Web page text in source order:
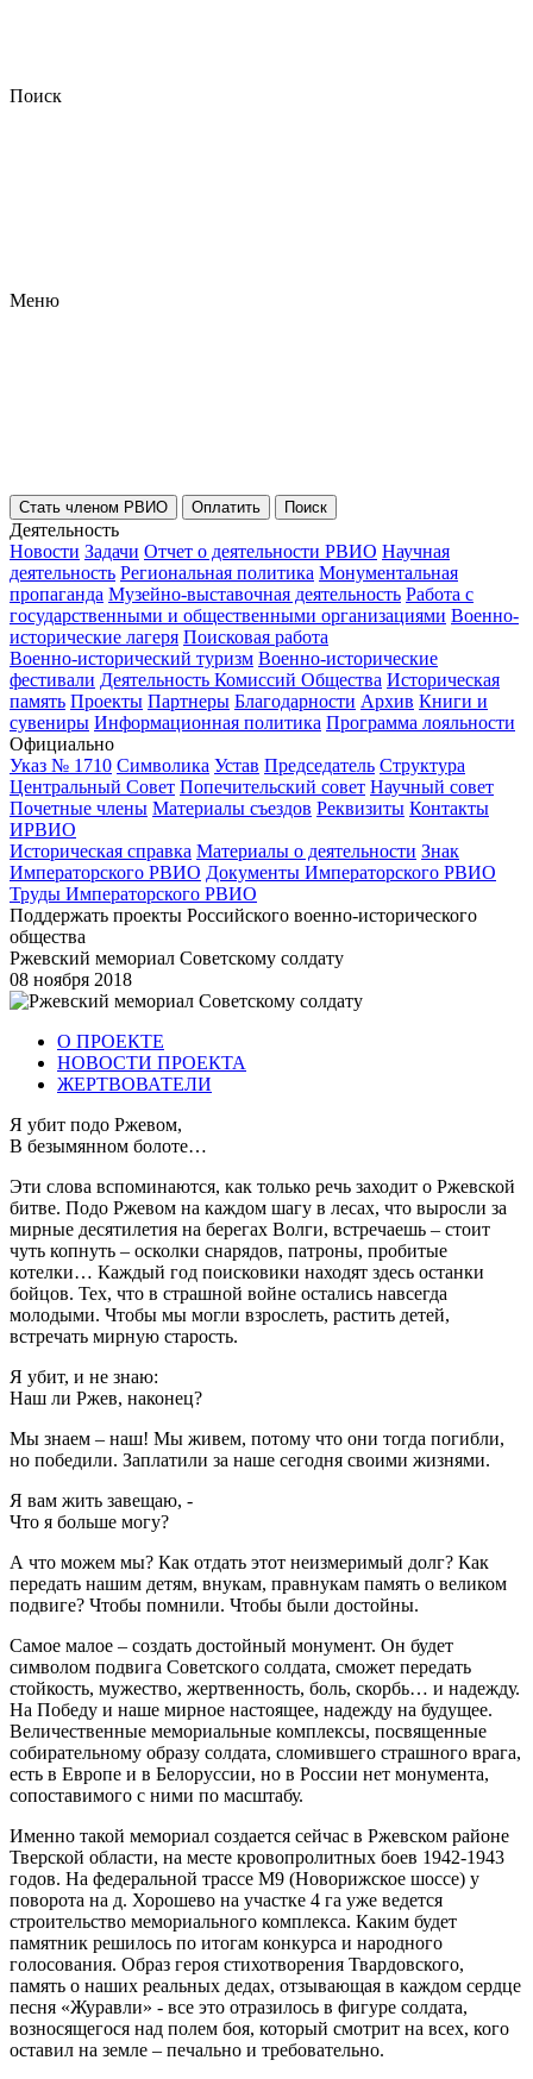
Поиск
Меню
Стать членом РВИО Оплатить Поиск
Деятельность
Новости Задачи Отчет о деятельности РВИО Научная
деятельность Региональная политика Монументальная
пропаганда Музейно-выставочная деятельность Работа с
государственными и общественными организациями Военно-
исторические лагеря Поисковая работа
Военно-исторический туризм Военно-исторические
фестивали Деятельность Комиссий Общества Историческая
память Проекты Партнеры Благодарности Архив Книги и
сувениры Информационная политика Программа лояльности
Официально
Указ № 1710 Символика Устав Председатель Структура
Центральный Совет Попечительский совет Научный совет
Почетные члены Материалы съездов Реквизиты Контакты
ИРВИО
Историческая справка Материалы о деятельности Знак
Императорского РВИО Документы Императорского РВИО
Труды Императорского РВИО
Поддержать проекты Российского военно-исторического
общества
Ржевский мемориал Советскому солдату
08 ноября 2018
О ПРОЕКТЕ
НОВОСТИ ПРОЕКТА
ЖЕРТВОВАТЕЛИ
Я убит подо Ржевом,
В безымянном болоте…
Эти слова вспоминаются, как только речь заходит о Ржевской
битве. Подо Ржевом на каждом шагу в лесах, что выросли за
мирные десятилетия на берегах Волги, встречаешь – стоит
чуть копнуть – осколки снарядов, патроны, пробитые
котелки… Каждый год поисковики находят здесь останки
бойцов. Тех, что в страшной войне остались навсегда
молодыми. Чтобы мы могли взрослеть, растить детей,
встречать мирную старость.
Я убит, и не знаю:
Наш ли Ржев, наконец?
Мы знаем – наш! Мы живем, потому что они тогда погибли,
но победили. Заплатили за наше сегодня своими жизнями.
Я вам жить завещаю, -
Что я больше могу?
А что можем мы? Как отдать этот неизмеримый долг? Как
передать нашим детям, внукам, правнукам память о великом
подвиге? Чтобы помнили. Чтобы были достойны.
Самое малое – создать достойный монумент. Он будет
символом подвига Советского солдата, сможет передать
стойкость, мужество, жертвенность, боль, скорбь… и надежду.
На Победу и наше мирное настоящее, надежду на будущее.
Величественные мемориальные комплексы, посвященные
собирательному образу солдата, сломившего страшного врага,
есть в Европе и в Белоруссии, но в России нет монумента,
сопоставимого с ними по масштабу.
Именно такой мемориал создается сейчас в Ржевском районе
Тверской области, на месте кровопролитных боев 1942-1943
годов. На федеральной трассе М9 (Новорижское шоссе) у
поворота на д. Хорошево на участке 4 га уже ведется
строительство мемориального комплекса. Каким будет
памятник решилось по итогам конкурса и народного
голосования. Образ героя стихотворения Твардовского,
память о наших реальных дедах, отзывающая в каждом сердце
песня «Журавли» - все это отразилось в фигуре солдата,
возносящегося над полем боя, который смотрит на всех, кого
оставил на земле – печально и требовательно.